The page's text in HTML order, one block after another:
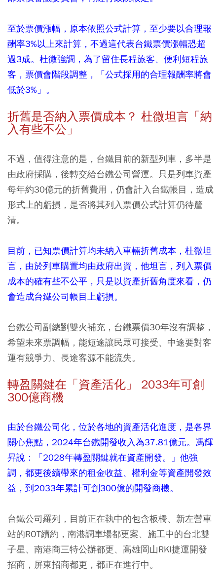
至於票價漲幅，原本依照公式計算，至少要以合理報
酬率3%以上來計算，不過這代表台鐵票價漲幅恐超
過3成。杜微強調，為了留住長程旅客、便利短程旅
客，票價會階段調整，「公式採用的合理報酬率將會
低於3%」。
折舊是否納入票價成本？ 杜微坦言「納
入有些不公」
不過，值得注意的是，台鐵目前的新型列車，多半是
由政府採購，後轉交給台鐵公司營運。只是列車資產
每年約30億元的折舊費用，仍會計入台鐵帳目，造成
形式上的虧損，是否將其列入票價公式計算仍待釐
清。
目前，已知票價計算均未納入車輛折舊成本，杜微坦
言，由於列車購置均由政府出資，他坦言，列入票價
成本的確有些不公平，只是以資產折舊角度來看，仍
會造成台鐵公司帳目上虧損。
台鐵公司副總劉雙火補充，台鐵票價30年沒有調整，
希望未來票調幅，能短途讓民眾可接受、中途要對客
運有競爭力、長途客源不能流失。
轉盈關鍵在「資產活化」 2033年可創
300億商機
由於台鐵公司化，位於各地的資產活化進度，是各界
關心焦點，2024年台鐵開發收入為37.81億元。馮輝
昇說：「2028年轉盈關鍵就在資產開發。」他強
調，都更後續帶來的租金收益、權利金等資產開發效
益，到2033年累計可創300億的開發商機。
台鐵公司羅列，目前正在執中的包含板橋、新左營車
站的ROT續約，南港調車場都更案、施工中的台北雙
子星、南港商三特公辦都更、高雄岡山RKI捷運開發
招商，屏東招商都更，都正在進行中。